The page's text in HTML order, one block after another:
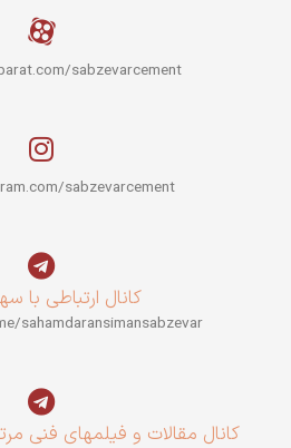
sabzevarcement
sabzevarcement
کانال ارتباطی با
sahamdaransimansabzevar
کانال مقالات و فیلمهای فنی